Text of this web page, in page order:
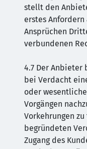
stellt den
erstes
Ansprüchen
verbundenen
4.7 Der Anbieter
bei Verdacht
oder
Vorgängen
Vorkehrungen
begründeten
Zugang des